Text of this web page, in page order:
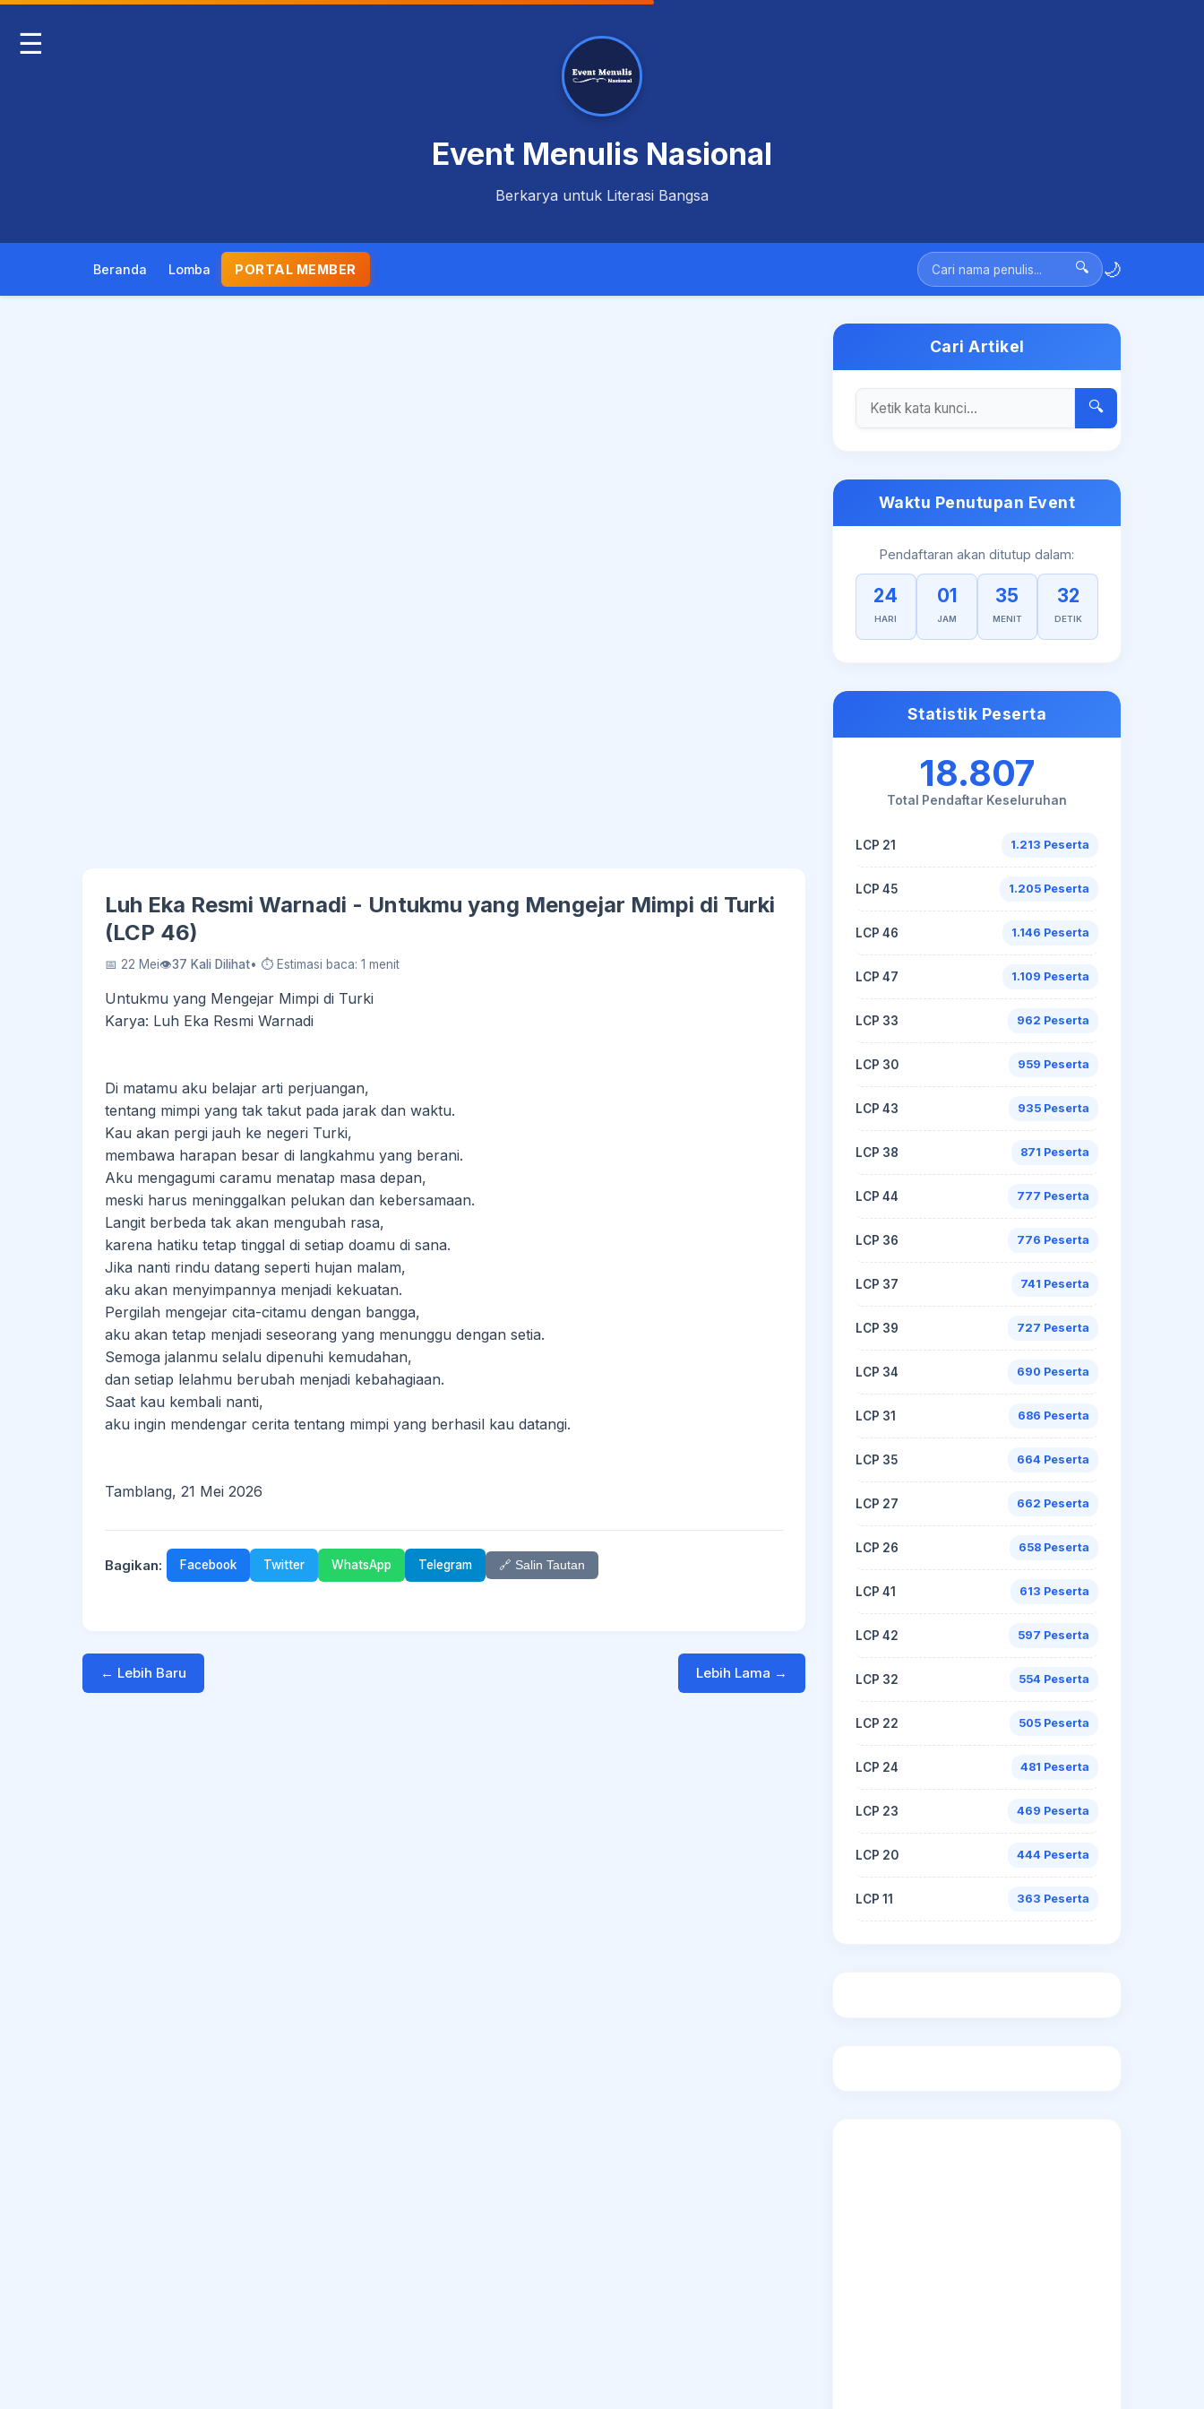
☰
Event Menulis Nasional
Berkarya untuk Literasi Bangsa
Beranda Lomba PORTAL MEMBER 🔍 🌙
Luh Eka Resmi Warnadi - Untukmu yang Mengejar Mimpi di Turki
(LCP 46)
📅 22 Mei👁37 Kali Dilihat• ⏱ Estimasi baca: 1 menit
Untukmu yang Mengejar Mimpi di Turki
Karya: Luh Eka Resmi Warnadi
Di matamu aku belajar arti perjuangan,
tentang mimpi yang tak takut pada jarak dan waktu.
Kau akan pergi jauh ke negeri Turki,
membawa harapan besar di langkahmu yang berani.
Aku mengagumi caramu menatap masa depan,
meski harus meninggalkan pelukan dan kebersamaan.
Langit berbeda tak akan mengubah rasa,
karena hatiku tetap tinggal di setiap doamu di sana.
Jika nanti rindu datang seperti hujan malam,
aku akan menyimpannya menjadi kekuatan.
Pergilah mengejar cita-citamu dengan bangga,
aku akan tetap menjadi seseorang yang menunggu dengan setia.
Semoga jalanmu selalu dipenuhi kemudahan,
dan setiap lelahmu berubah menjadi kebahagiaan.
Saat kau kembali nanti,
aku ingin mendengar cerita tentang mimpi yang berhasil kau datangi.
Tamblang, 21 Mei 2026
Bagikan: Facebook Twitter WhatsApp Telegram 🔗 Salin Tautan
← Lebih Baru Lebih Lama →
Cari Artikel
🔍
Waktu Penutupan Event
Pendaftaran akan ditutup dalam:
24
HARI
01
JAM
35
MENIT
32
DETIK
Statistik Peserta
18.807
Total Pendaftar Keseluruhan
LCP 21 1.213 Peserta
LCP 45 1.205 Peserta
LCP 46 1.146 Peserta
LCP 47 1.109 Peserta
LCP 33 962 Peserta
LCP 30 959 Peserta
LCP 43 935 Peserta
LCP 38 871 Peserta
LCP 44 777 Peserta
LCP 36 776 Peserta
LCP 37 741 Peserta
LCP 39 727 Peserta
LCP 34 690 Peserta
LCP 31 686 Peserta
LCP 35 664 Peserta
LCP 27 662 Peserta
LCP 26 658 Peserta
LCP 41 613 Peserta
LCP 42 597 Peserta
LCP 32 554 Peserta
LCP 22 505 Peserta
LCP 24 481 Peserta
LCP 23 469 Peserta
LCP 20 444 Peserta
LCP 11 363 Peserta